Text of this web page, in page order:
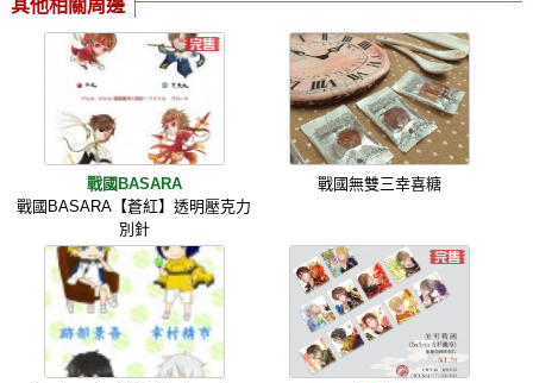
其他相關周邊
戰國BASARA
戰國BASARA【蒼紅】透明壓克力
別針
戰國無雙三幸喜糖